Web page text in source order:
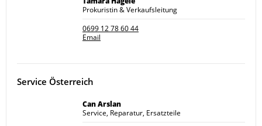
Prokuristin & Verkaufsleitung
0699 12 78 60 44
Email
Service Österreich
Can Arslan
Service, Reparatur, Ersatzteile